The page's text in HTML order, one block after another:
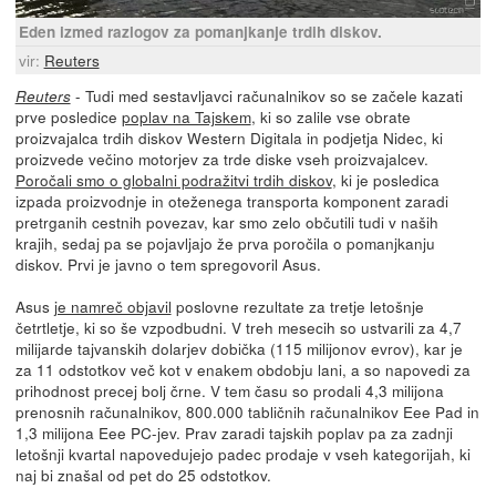
Eden izmed razlogov za pomanjkanje trdih diskov.
vir: Reuters
Reuters- Tudi med sestavljavci računalnikov so se začele kazati
prve posledice poplav na Tajskem, ki so zalile vse obrate
proizvajalca trdih diskov Western Digitala in podjetja Nidec, ki
proizvede večino motorjev za trde diske vseh proizvajalcev.
Poročali smo o globalni podražitvi trdih diskov, ki je posledica
izpada proizvodnje in oteženega transporta komponent zaradi
pretrganih cestnih povezav, kar smo zelo občutili tudi v naših
krajih, sedaj pa se pojavljajo že prva poročila o pomanjkanju
diskov. Prvi je javno o tem spregovoril Asus.
Asus je namreč objavil poslovne rezultate za tretje letošnje
četrtletje, ki so še vzpodbudni. V treh mesecih so ustvarili za 4,7
milijarde tajvanskih dolarjev dobička (115 milijonov evrov), kar je
za 11 odstotkov več kot v enakem obdobju lani, a so napovedi za
prihodnost precej bolj črne. V tem času so prodali 4,3 milijona
prenosnih računalnikov, 800.000 tabličnih računalnikov Eee Pad in
1,3 milijona Eee PC-jev. Prav zaradi tajskih poplav pa za zadnji
letošnji kvartal napovedujejo padec prodaje v vseh kategorijah, ki
naj bi znašal od pet do 25 odstotkov.